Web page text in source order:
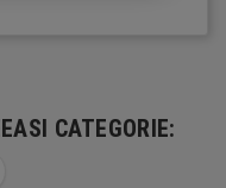
CATEGORIE: